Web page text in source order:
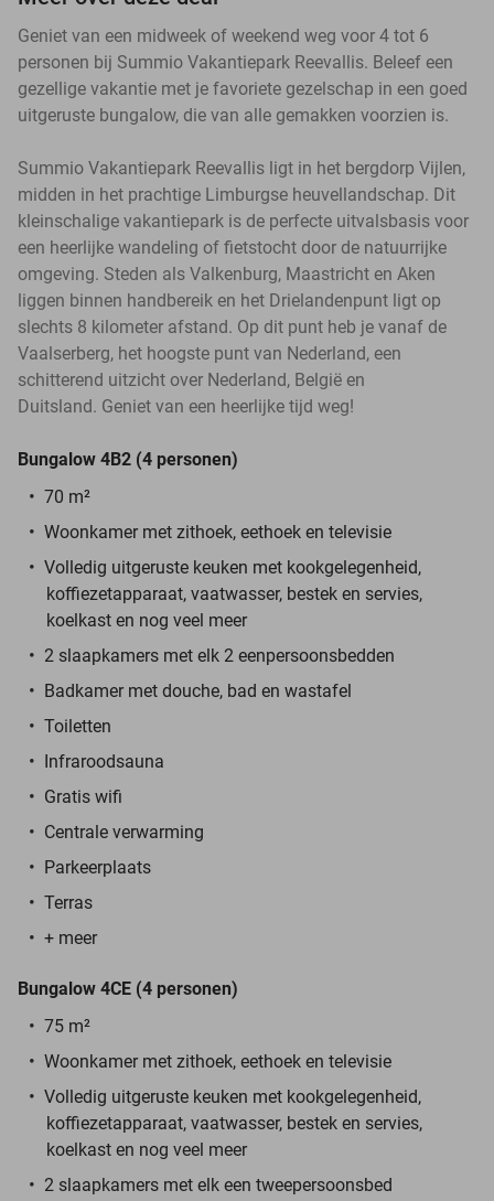
Geniet van een midweek of weekend weg voor 4 tot 6
personen bij Summio Vakantiepark Reevallis. Beleef een
gezellige vakantie met je favoriete gezelschap in een goed
uitgeruste bungalow, die van alle gemakken voorzien is.
Summio Vakantiepark Reevallis ligt in het bergdorp Vijlen,
midden in het prachtige Limburgse heuvellandschap. Dit
kleinschalige vakantiepark is de perfecte uitvalsbasis voor
een heerlijke wandeling of fietstocht door de natuurrijke
omgeving. Steden als Valkenburg, Maastricht en Aken
liggen binnen handbereik en het Drielandenpunt ligt op
slechts 8 kilometer afstand. Op dit punt heb je vanaf de
Vaalserberg, het hoogste punt van Nederland, een
schitterend uitzicht over Nederland, België en
Duitsland. Geniet van een heerlijke tijd weg!
Bungalow 4B2 (4 personen)
70 m²
Woonkamer met zithoek, eethoek en televisie
Volledig uitgeruste keuken met kookgelegenheid,
koffiezetapparaat, vaatwasser, bestek en servies,
koelkast en nog veel meer
2 slaapkamers met elk 2 eenpersoonsbedden
Badkamer met douche, bad en wastafel
Toiletten
Infraroodsauna
Gratis wifi
Centrale verwarming
Parkeerplaats
Terras
+ meer
Bungalow 4CE (4 personen)
75 m²
Woonkamer met zithoek, eethoek en televisie
Volledig uitgeruste keuken met kookgelegenheid,
koffiezetapparaat, vaatwasser, bestek en servies,
koelkast en nog veel meer
2 slaapkamers met elk een tweepersoonsbed